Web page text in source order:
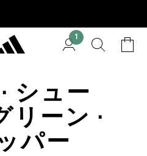
1
シュー
リーン ·
パー